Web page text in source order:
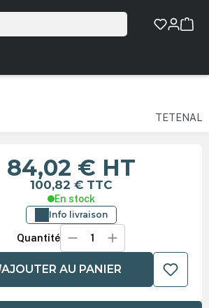
TETENAL
84,02 € HT
100,82 € TTC
En stock
Info livraison
Quantité
AJOUTER AU PANIER